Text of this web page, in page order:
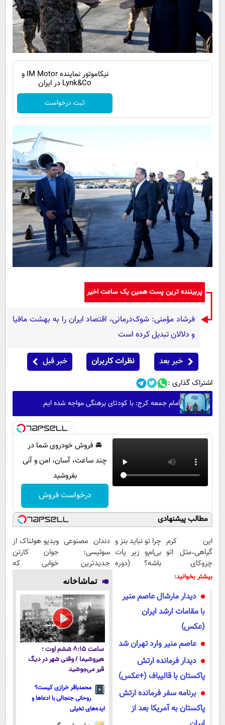
نیکاموتور نماینده IM Motor و
Lynk&Co در ایران
ثبت درخواست
پربیننده ترین پست همین یک ساعت اخیر
فرشاد مؤمنی: شوک‌درمانی، اقتصاد ایران را به بهشت مافیا
و دلالان تبدیل کرده است
خبر بعد نظرات کاربران خبر قبل
اشتراک گذاری :
امام جمعه کرج: با کودتای برهنگی مواجه شده ایم
🚘 فروش خودروی شما در
چند ساعت، آسان، امن و آنی
بفروشید
درخواست فروش
مطالب پیشنهادی
این کرم
گیاهی،مثل اتو
چروکای
پوستتوصاف
چرا تو نباید بنز و
بی‌ام‌و زیر پات
باشه؟ (دوره
دندان مصنوعی
سوئیسی:
جدیدترین
فناوری اروپا،
سبک و مقاوم |
پرداخت قسطی
ویدیو هولناک از
جوان کارتن
خوابی که
بیشتر بخوانید:
دیدار مارشال عاصم منیر
با مقامات ارشد ایران
(عکس)
عاصم منیر وارد تهران شد
دیدار فرمانده ارتش
پاکستان با قالیباف (+عکس)
برنامه سفر فرمانده ارتش
پاکستان به آمریکا بعد از
تماشاخانه
ساعت ۸:۱۵ ششم اوت ؛
هیروشیما / وقتی شهر در دیگ
قیر می‌جوشید
محمدباقر خرازی کیست؟
روحانی جنجالی با ادعاها و
ایده‌های تخیلی